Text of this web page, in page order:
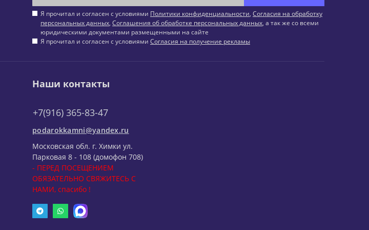
Я прочитал и согласен с условиями Политики конфиденциальности, Согласия на обработку
персональных данных, Соглашения об обработке персональных данных, а так же со всеми
юридическими документами размещенными на сайте
Я прочитал и согласен с условиями Согласия на получение рекламы
Наши контакты
+7(916) 365-83-47
podarokkamni@yandex.ru
Московская обл. г. Химки ул.
Парковая 8 - 108 (домофон 708)
- ПЕРЕД ПОСЕЩЕНИЕМ
ОБЯЗАТЕЛЬНО СВЯЖИТЕСЬ С
НАМИ, спасибо !